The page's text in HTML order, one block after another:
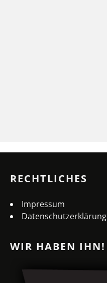
RECHTLICHES
Impressum
Datenschutzerklärung
WIR HABEN IHN!